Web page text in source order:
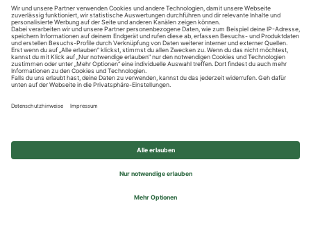
Datenschutzhinweise
Impressum
Privatsphäre-Einstellungen
© 2026 REWE Group - All rights reserved